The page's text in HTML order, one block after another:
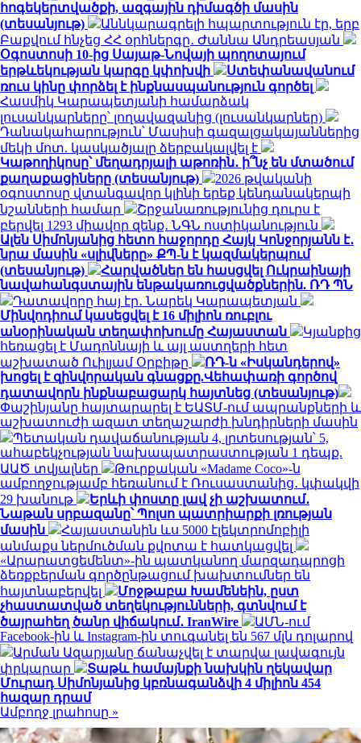
հոգեկերտվածքի, ազգային դիմագծի մասին
(տեսանյութ)
Աննկարագրելի հպարտություն էր, երբ
Բաքվում հնչեց ՀՀ օրհներգը․ Ժաննա Անդրեասյան
Օգոստոսի 10-ից Սայաթ-Նովայի պողոտայում
երթևեկության կարգը կփոխվի
Ստեփանավանում
ռուս կինը փորձել է ինքնասպանություն գործել
Հասմիկ Կարապետյանի համարձակ
լուսանկարները՝ լողավազանից (լուսանկարներ)
Դանակահարություն՝ Մասիսի գազալցակայաններից
մեկի մոտ. կասկածյալը ձերբակալվել է
Կաթողիկոսը՝ մեղադրյալի աթոռին․ ի՞նչ են մտածում
քաղաքացիները (տեսանյութ)
2026 թվականի
օգոստոսը վտանգավոր կլինի երեք կենդանակերպի
նշանների համար
Շրջանառությունից դուրս է
բերվել 1293 միավոր զենք․ ՆԳՆ ոստիկանություն
Ալեն Սիմոնյանից հետո հաջորդը Հայկ Կոնջորյանն է․
նրա մասին «սլիվները» ՔՊ-ն է կազմակերպում
(տեսանյութ)
Հարվածներ են հասցվել Ուկրաինայի
նավահանգստային ենթակառուցվածքներին. ՌԴ ՊՆ
Դատավորը հայ էր․ Նարեկ Կարապետյան
Մինվոդիում կասեցվել է 16 միլիոն ռուբլու
անօրինական տեղափոխումը Հայաստան
Կյանքից
հեռացել է Մադոննայի և այլ աստղերի հետ
աշխատած Ուիլյամ Օրբիթը
ՌԴ-ն «Իսկանդերով»
խոցել է զինվորական գնացքը.Վեհափառի գործով
դատավորն ինքնաբացարկ հայտնեց (տեսանյութ)
Փաշինյանը հայտարարել է ԵԱՏՄ-ում ապրանքների և
աշխատուժի ազատ տեղաշարժի խնդիրների մասին
Պետական դավաճանության 4, լրտեսության՝ 5,
ահաբեկչության նախապատրաստության 1 դեպք.
ԱԱԾ տվյալներ
Թուրքական «Madame Coco»-ն
ամբողջությամբ հեռանում է Ռուսաստանից․ կփակվի
29 խանութ
Երևի փոստը լավ չի աշխատում․
Նաթան սրբազանը՝ Պոլսո պատրիարքի լռության
մասին
Հայաստանին ևս 5000 էլեկտրոմոբիլի
անմաքս ներմուծման քվոտա է հատկացվել
«Արարատցեմենտ»-ին պատկանող մարզադպրոցի
ձեռքբերման գործընթացում խախտումներ են
հայտնաբերվել
Մոջթաբա Խամենեին, ըստ
չհաստատված տեղեկությունների, գտնվում է
ծայրահեղ ծանր վիճակում․ IranWire
ԱՄՆ-ում
Facebook-ին և Instagram-ին տուգանել են 567 մլն դոլարով
Արման Ազարյանը ճանաչվել է տարվա լավագույն
փրկարար
Տաթև համայնքի նախկին ղեկավար
Մուրադ Սիմոնյանից կբռնագանձվի 4 միլիոն 454
հազար դրամ
Ամբողջ լրահոսը »